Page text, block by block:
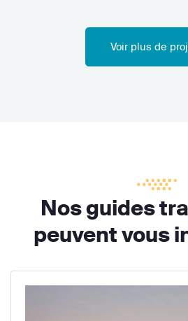
Voir plus de
Nos guides
peuvent vous